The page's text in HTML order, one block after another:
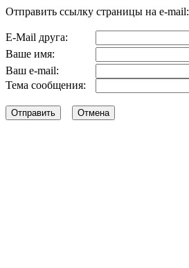
Отправить ссылку страницы на e-mail:
E-Mail друга:
Ваше имя:
Ваш e-mail:
Тема сообщения: